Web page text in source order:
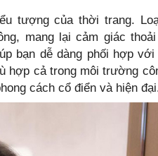
tượng của thời trang.
mang lại cảm giác
bạn dễ dàng phối hợp
hợp cả trong môi trường
cách cổ điển và hiện